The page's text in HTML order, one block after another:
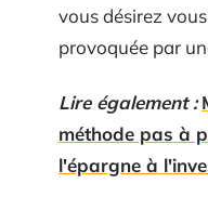
vous désirez
provoquée par
Lire également :
méthode pas à
l'épargne à